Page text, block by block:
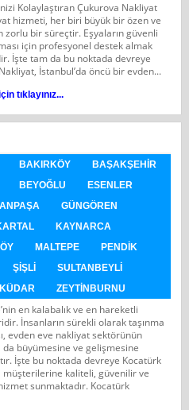
Kolaylaştıran Çukurova Nakliyat
hizmeti, her biri büyük bir özen ve
bir süreçtir. Eşyaların güvenli
için profesyonel destek almak
İşte tam da bu noktada devreye
İstanbul’da öncü bir evden...
tıklayınız...
BAKIRKÖY
BAŞAKŞEHIR
BEYOĞLU
ESENLER
GÜNGÖREN
KAYNARCA
MALTEPE
PENDIK
ŞIŞLI
SULTANBEYLI
ZEYTINBURNU
en kalabalık ve en hareketli
İnsanların sürekli olarak taşınma
evden eve nakliyat sektörünün
da büyümesine ve gelişmesine
İşte bu noktada devreye Kocatürk
müşterilerine kaliteli, güvenilir ve
sunmaktadır. Kocatürk